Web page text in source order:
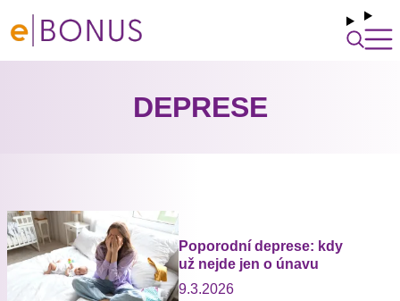
DEPRESE
Poporodní deprese: kdy
už nejde jen o únavu
9.3.2026